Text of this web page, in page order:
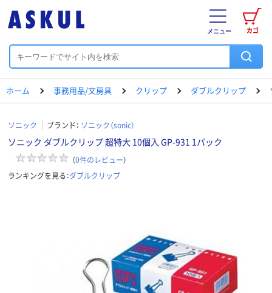
カゴ
メニュー
ホーム 事務用品/文房具 クリップ ダブルクリップ
ソニック ブランド： ソニック（sonic）
ソニック ダブルクリップ 超特大 10個入 GP-931 1パック
（0件のレビュー）
ランキングを見る：ダブルクリップ